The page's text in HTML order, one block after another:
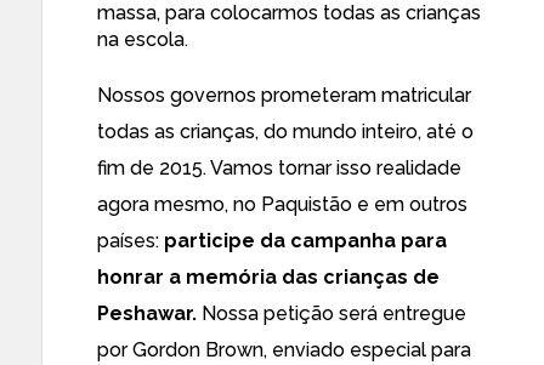
massa, para colocarmos todas as crianças
na escola.
Nossos governos prometeram matricular
todas as crianças, do mundo inteiro, até o
fim de 2015. Vamos tornar isso realidade
agora mesmo, no Paquistão e em outros
países: participe da campanha para
honrar a memória das crianças de
Peshawar. Nossa petição será entregue
por Gordon Brown, enviado especial para